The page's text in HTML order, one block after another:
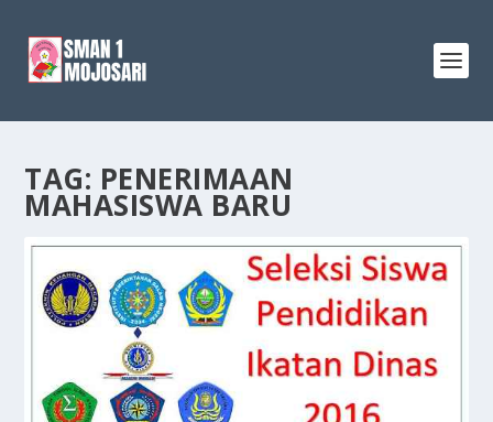
TAG: PENERIMAAN
MAHASISWA BARU